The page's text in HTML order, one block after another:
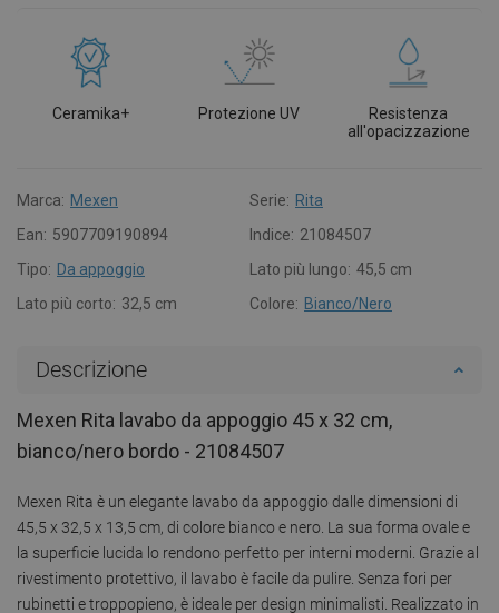
Ceramika+ Protezione UV
Resistenza
all'opacizzazione
Marca: Mexen Serie: Rita
Ean: 5907709190894 Indice: 21084507
Tipo: Da appoggio Lato più lungo: 45,5 cm
Lato più corto: 32,5 cm Colore: Bianco/Nero
Descrizione
Mexen Rita lavabo da appoggio 45 x 32 cm,
bianco/nero bordo - 21084507
Mexen Rita è un elegante lavabo da appoggio dalle dimensioni di
45,5 x 32,5 x 13,5 cm, di colore bianco e nero. La sua forma ovale e
la superficie lucida lo rendono perfetto per interni moderni. Grazie al
rivestimento protettivo, il lavabo è facile da pulire. Senza fori per
rubinetti e troppopieno, è ideale per design minimalisti. Realizzato in